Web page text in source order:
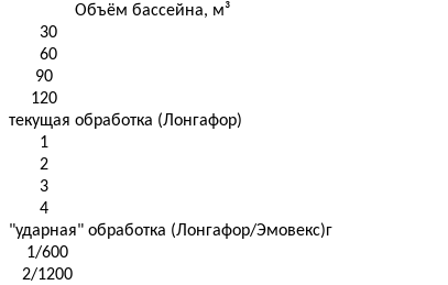
Объём бассейна, м³
30
60
90
120
текущая обработка (Лонгафор)
1
2
3
4
"ударная" обработка (Лонгафор/Эмовекс)г
1/600
2/1200